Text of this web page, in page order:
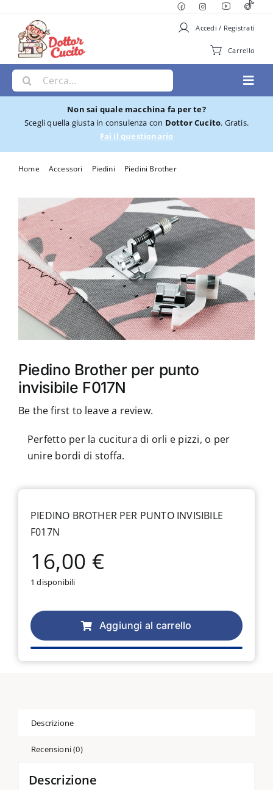
contenuto
Accedi / Registrati
Carrello
Cerca
per:
Macchine per Cucire
Ricamatrici
Taglia cuci
Accessori
Piedini
Blog
Chi sono
Non sai quale macchina fa per te?
Scegli quella giusta in consulenza con Dottor Cucito. Gratis.
Fai il questionario
Home Accessori Piedini
Piedini Brother
Piedino Brother per punto
invisibile F017N
Be the first to leave a review.
Perfetto per la cucitura di orli e pizzi, o per
unire bordi di stoffa.
PIEDINO BROTHER PER PUNTO INVISIBILE
F017N
16,00€
1 disponibili
Brother
punto
invisibile
Aggiungi al carrello
Descrizione
Recensioni (0)
Descrizione